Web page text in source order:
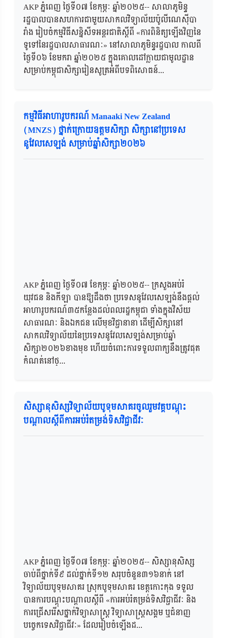
AKP ភ្នំពេញ ថ្ងៃទី០៧ ខែកុម្ភៈ ឆ្នាំ២០២៥-- សាលាភូមិន្ទ
រដ្ឋបាលបានសហការជាមួយសាកលវិទ្យាល័យប៉ូលីណេស៊ីបា
រាំង រៀបចំកម្មវិធីសន្និសីទអន្តរជាតិស្តីពី «ការពិនិត្យឡើងវិញនៃ
ទូទៅនៃរដ្ឋបាលសាធារណៈ» នៅសាលាភូមិន្ទរដ្ឋបាល កាលពី
ថ្ងៃទី០៦ ខែមករា ឆ្នាំ២០២៥ ក្នុងគោលដៅក្លាយជាមូលដ្ឋាន
សម្រាប់កម្ពុជាសិក្សារៀនសូត្រអំពីបទពិសោធន៍...
កម្មវិធីអាហារូបករណ៍ Manaaki New Zealand
(MNZS) ថ្នាក់ក្រោយឧត្ដមសិក្សា សិក្សានៅប្រទេស
នូវែលសេឡង់ សម្រាប់ឆ្នាំសិក្សា២០២៦
AKP ភ្នំពេញ ថ្ងៃទី០៧ ខែកុម្ភៈ ឆ្នាំ២០២៥-- ក្រសួងអប់រំ
យុវជន និងកីឡា បានឱ្យដឹងថា ប្រទេសនូវែលសេឡង់នឹងផ្ដល់
អាហារូបករណ៍៣៥កន្លែងដល់ពលរដ្ឋកម្ពុជា ទាំងក្នុងវិស័យ
សាធារណៈ និងឯកជន លើមុខវិជ្ជានានា ដើម្បីសិក្សានៅ
សាកលវិទ្យាល័យនៃប្រទេសនូវែលសេឡង់សម្រាប់ឆ្នាំ
សិក្សា២០២៦ខាងមុខ ហើយចំពោះការទទួលពាក្យនឹងត្រូវផុត
កំណត់នៅថ្...
សិស្សានុសិស្សវិទ្យាល័យបូទុមសាគរចូលរួមវគ្គបណ្ដុះ
បណ្ដាលស្ដីពីការអប់រំតម្រង់ទិសវិជ្ជាជីវៈ
AKP ភ្នំពេញ ថ្ងៃទី០៧ ខែកុម្ភៈ ឆ្នាំ២០២៥-- សិស្សានុសិស្ស
ចាប់ពីថ្នាក់ទី៩ ដល់ថ្នាក់ទី១២ សរុបចំនួន៣១៦នាក់ នៅ
វិទ្យាល័យបូទុមសាគរ ស្រុកបូទុមសាគរ ខេត្តកោះកុង ទទួល
បានការបណ្ដុះបណ្ដាលស្ដីពី «ការអប់រំតម្រង់ទិសវិជ្ជាជីវៈ និង
ការជ្រើសរើសថ្នាក់វិទ្យាសាស្ត្រ វិទ្យាសាស្ត្រសង្គម ឬជំនាញ
បច្ចេកទេសវិជ្ជាជីវៈ» ដែលរៀបចំឡើងដ...